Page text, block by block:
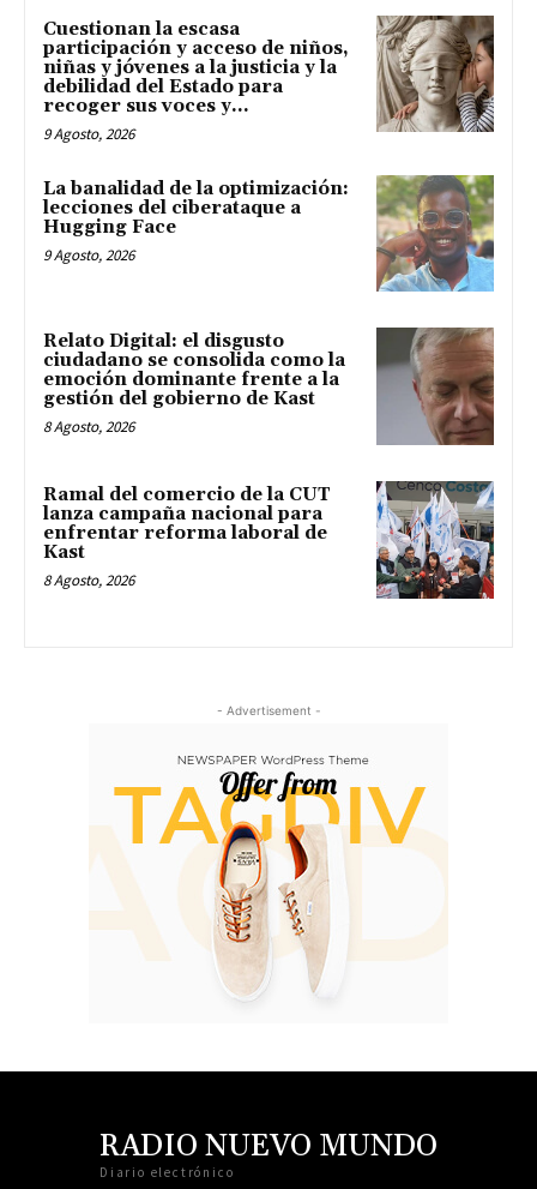
Cuestionan la escasa
participación y acceso de niños,
niñas y jóvenes a la justicia y la
debilidad del Estado para
recoger sus voces y...
9 Agosto, 2026
La banalidad de la optimización:
lecciones del ciberataque a
Hugging Face
9 Agosto, 2026
Relato Digital: el disgusto
ciudadano se consolida como la
emoción dominante frente a la
gestión del gobierno de Kast
8 Agosto, 2026
Ramal del comercio de la CUT
lanza campaña nacional para
enfrentar reforma laboral de
Kast
8 Agosto, 2026
- Advertisement -
RADIO NUEVO MUNDO
Diario electrónico